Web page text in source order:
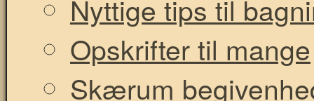
Nyttige tips til
Opskrifter til mange
Skærum